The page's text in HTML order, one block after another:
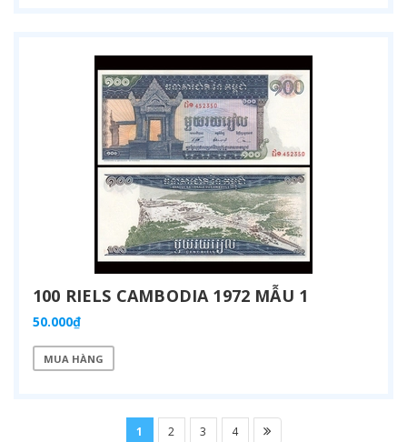
100 RIELS CAMBODIA 1972 MẪU 1
50.000₫
MUA HÀNG
1 2 3 4